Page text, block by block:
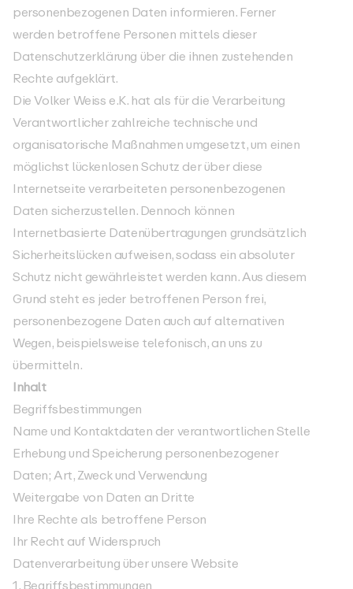
personenbezogenen Daten informieren. Ferner
werden betroffene Personen mittels dieser
Datenschutzerklärung über die ihnen zustehenden
Rechte aufgeklärt.
Die Volker Weiss e.K. hat als für die Verarbeitung
Verantwortlicher zahlreiche technische und
organisatorische Maßnahmen umgesetzt, um einen
möglichst lückenlosen Schutz der über diese
Internetseite verarbeiteten personenbezogenen
Daten sicherzustellen. Dennoch können
Internetbasierte Datenübertragungen grundsätzlich
Sicherheitslücken aufweisen, sodass ein absoluter
Schutz nicht gewährleistet werden kann. Aus diesem
Grund steht es jeder betroffenen Person frei,
personenbezogene Daten auch auf alternativen
Wegen, beispielsweise telefonisch, an uns zu
übermitteln.
Inhalt
Begriffsbestimmungen
Name und Kontaktdaten der verantwortlichen Stelle
Erhebung und Speicherung personenbezogener
Daten; Art, Zweck und Verwendung
Weitergabe von Daten an Dritte
Ihre Rechte als betroffene Person
Ihr Recht auf Widerspruch
Datenverarbeitung über unsere Website